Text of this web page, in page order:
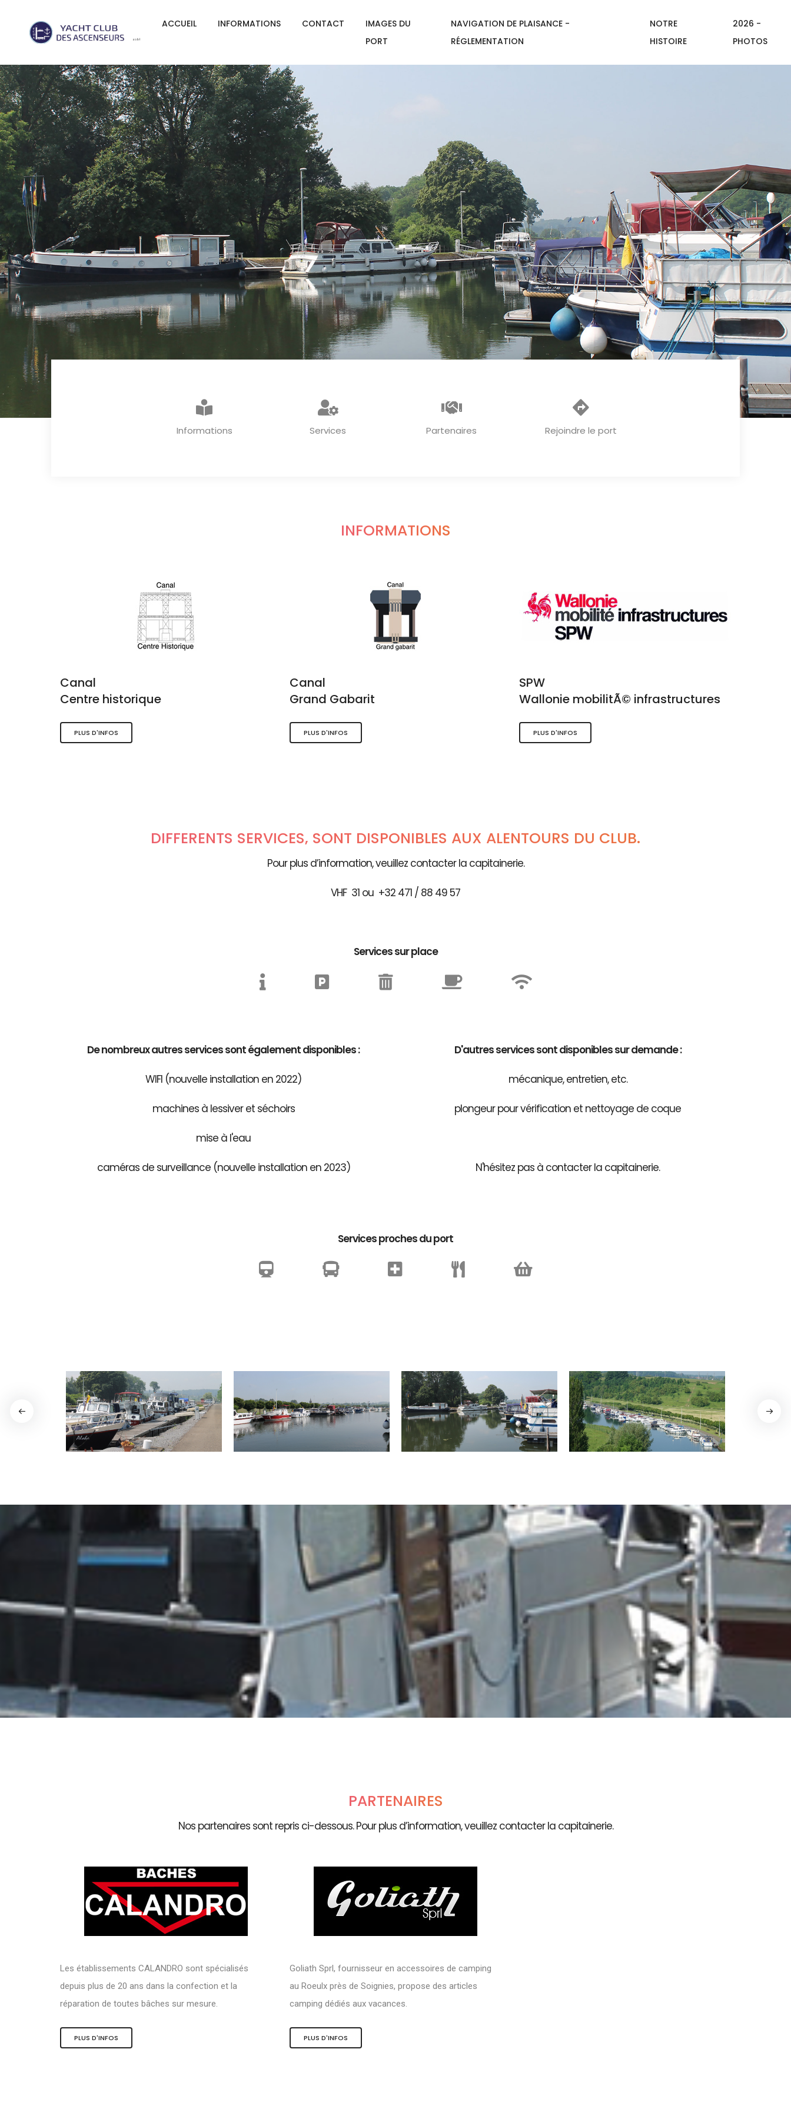
ACCUEIL INFORMATIONS CONTACT
IMAGES DU
PORT
NAVIGATION DE PLAISANCE -
RÉGLEMENTATION
NOTRE
HISTOIRE
2026 -
PHOTOS
Informations Services Partenaires Rejoindre le port
INFORMATIONS
Canal
Centre historique
PLUS D'INFOS
Canal
Grand Gabarit
PLUS D'INFOS
SPW
Wallonie mobilitÃ© infrastructures
PLUS D'INFOS
DIFFÉRENTS SERVICES, SONT DISPONIBLES AUX ALENTOURS DU CLUB.
Pour plus d’information, veuillez contacter la capitainerie.
VHF 31 ou +32 471 / 88 49 57
Services sur place
De nombreux autres services sont également disponibles :
WIFI (nouvelle installation en 2022)
machines à lessiver et séchoirs
mise à l'eau
caméras de surveillance (nouvelle installation en 2023)
D'autres services sont disponibles sur demande :
mécanique, entretien, etc.
plongeur pour vérification et nettoyage de coque
N'hésitez pas à contacter la capitainerie.
Services proches du port
PARTENAIRES
Nos partenaires sont repris ci-dessous. Pour plus d’information, veuillez contacter la capitainerie.
Les établissements CALANDRO sont spécialisés
depuis plus de 20 ans dans la confection et la
réparation de toutes bâches sur mesure.
PLUS D'INFOS
Goliath Sprl, fournisseur en accessoires de camping
au Roeulx près de Soignies, propose des articles
camping dédiés aux vacances.
PLUS D'INFOS